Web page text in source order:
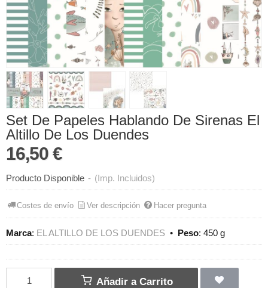
Set De Papeles Hablando De Sirenas El
Altillo De Los Duendes
16,50 €
Producto Disponible - (Imp. Incluidos)
Costes de envío Ver descripción Hacer pregunta
Marca: EL ALTILLO DE LOS DUENDES • Peso: 450 g
Añadir a Carrito